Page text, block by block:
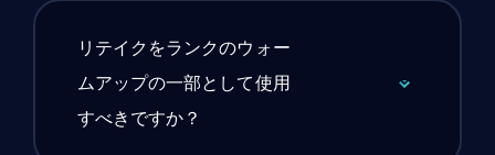
リテイクをランクのウォー
ムアップの一部として使用
すべきですか？